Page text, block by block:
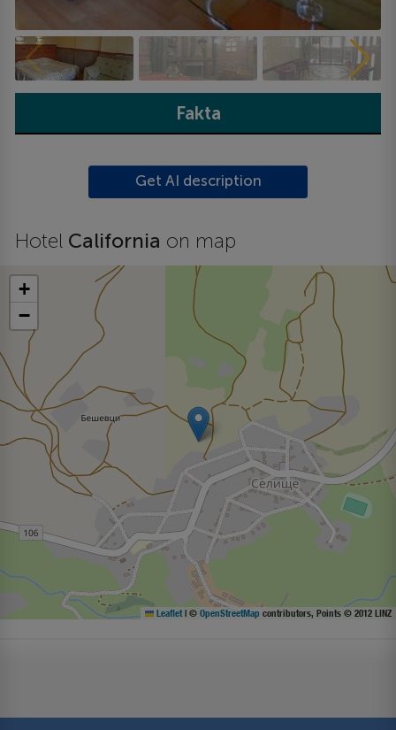
Fakta
Get AI description
Hotel California on map
+
−
Leaflet | © OpenStreetMap contributors, Points © 2012 LINZ